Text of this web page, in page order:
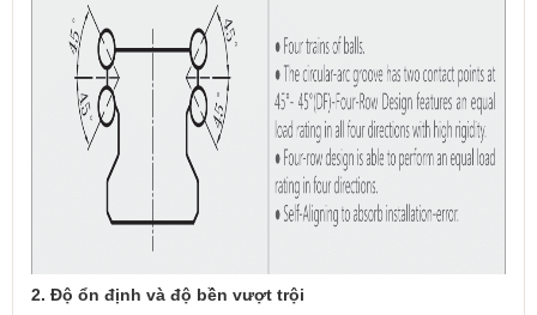
2. Độ ổn định và độ bền vượt trội